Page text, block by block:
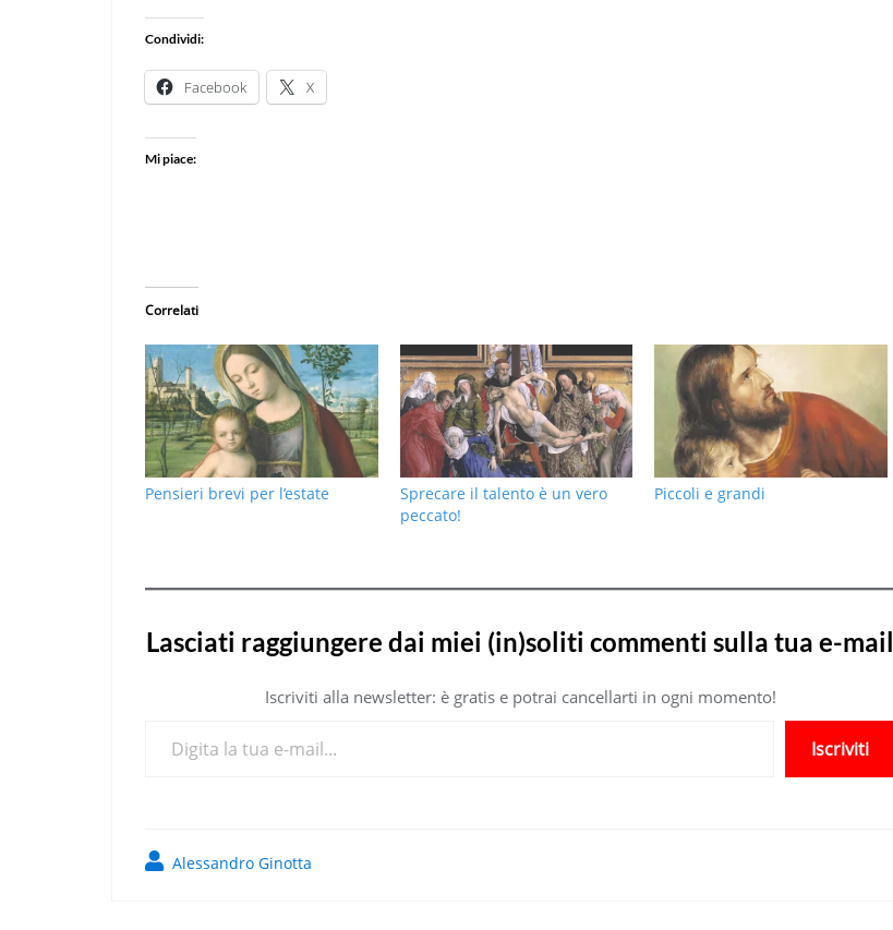
Condividi:
Facebook X
Mi piace:
Correlati
Pensieri brevi per l’estate
Sprecare il talento è un vero
peccato!
Piccoli e grandi
Lasciati raggiungere dai miei (in)soliti commenti sulla tua e-mail
Iscriviti alla newsletter: è gratis e potrai cancellarti in ogni momento!
Iscriviti
Alessandro Ginotta